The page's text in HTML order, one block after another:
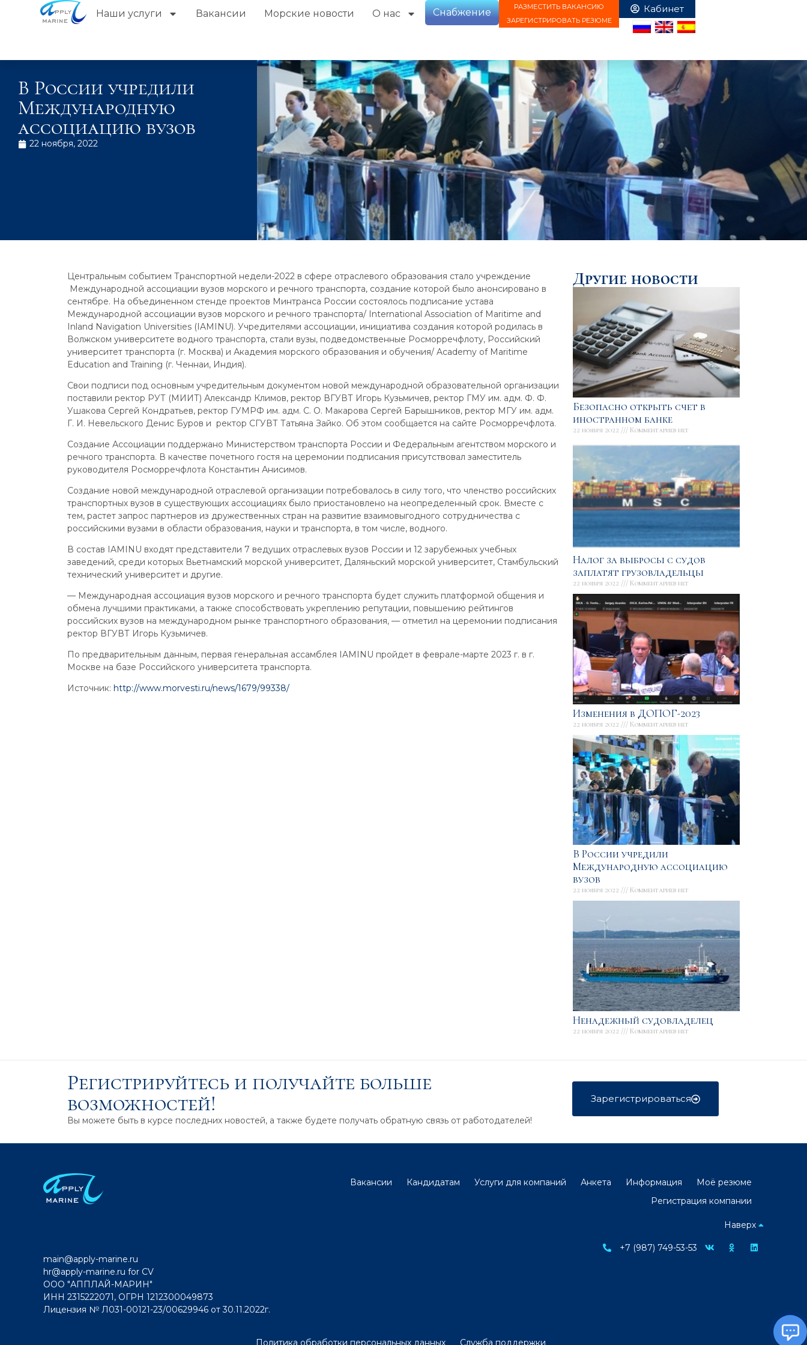
Наши услуги Вакансии Морские новости О нас Снабжение
РАЗМЕСТИТЬ ВАКАНСИЮ
ЗАРЕГИСТРИРОВАТЬ РЕЗЮМЕ
В России учредили
Международную
ассоциацию вузов
22 ноября, 2022
Центральным событием Транспортной недели-2022 в сфере отраслевого образования стало учреждение
Международной ассоциации вузов морского и речного транспорта, создание которой было анонсировано в
сентябре. На объединенном стенде проектов Минтранса России состоялось подписание устава
Международной ассоциации вузов морского и речного транспорта/ International Association of Maritime and
Inland Navigation Universities (IAMINU). Учредителями ассоциации, инициатива создания которой родилась в
Волжском университете водного транспорта, стали вузы, подведомственные Росморречфлоту, Российский
университет транспорта (г. Москва) и Академия морского образования и обучения/ Academy of Maritime
Education and Training (г. Ченнаи, Индия).
Свои подписи под основным учредительным документом новой международной образовательной организации
поставили ректор РУТ (МИИТ) Александр Климов, ректор ВГУВТ Игорь Кузьмичев, ректор ГМУ им. адм. Ф. Ф.
Ушакова Сергей Кондратьев, ректор ГУМРФ им. адм. С. О. Макарова Сергей Барышников, ректор МГУ им. адм.
Г. И. Невельского Денис Буров и ректор СГУВТ Татьяна Зайко. Об этом сообщается на сайте Росморречфлота.
Создание Ассоциации поддержано Министерством транспорта России и Федеральным агентством морского и
речного транспорта. В качестве почетного гостя на церемонии подписания присутствовал заместитель
руководителя Росморречфлота Константин Анисимов.
Создание новой международной отраслевой организации потребовалось в силу того, что членство российских
транспортных вузов в существующих ассоциациях было приостановлено на неопределенный срок. Вместе с
тем, растет запрос партнеров из дружественных стран на развитие взаимовыгодного сотрудничества с
российскими вузами в области образования, науки и транспорта, в том числе, водного.
В состав IAMINU входят представители 7 ведущих отраслевых вузов России и 12 зарубежных учебных
заведений, среди которых Вьетнамский морской университет, Даляньский морской университет, Стамбульский
технический университет и другие.
— Международная ассоциация вузов морского и речного транспорта будет служить платформой общения и
обмена лучшими практиками, а также способствовать укреплению репутации, повышению рейтингов
российских вузов на международном рынке транспортного образования, — отметил на церемонии подписания
ректор ВГУВТ Игорь Кузьмичев.
По предварительным данным, первая генеральная ассамблея IAMINU пройдет в феврале-марте 2023 г. в г.
Москве на базе Российского университета транспорта.
Источник: http://www.morvesti.ru/news/1679/99338/
Другие новости
Безопасно открыть счет в
иностранном банке
22 ноября 2022 Комментариев нет
Налог за выбросы с судов
заплатят грузовладельцы
22 ноября 2022 Комментариев нет
Изменения в ДОПОГ-2023
22 ноября 2022 Комментариев нет
В России учредили
Международную ассоциацию
вузов
22 ноября 2022 Комментариев нет
Ненадежный судовладелец
22 ноября 2022 Комментариев нет
Регистрируйтесь и получайте больше
возможностей!
Вы можете быть в курсе последних новостей, а также будете получать обратную связь от работодателей!
Зарегистрироваться
Вакансии Кандидатам Услуги для компаний Анкета Информация
Моё резюме
Регистрация компании
Наверх
main@apply-marine.ru
hr@apply-marine.ru for CV
ООО "АППЛАЙ-МАРИН"
ИНН 2315222071, ОГРН 1212300049873
Лицензия № Л031-00121-23/00629946 от 30.11.2022г.
+7 (987) 749-53-53
Политика обработки персональных данных Служба поддержки